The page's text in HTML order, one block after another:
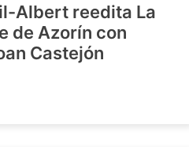
Albert reedita La
de Azorín con
Castejón